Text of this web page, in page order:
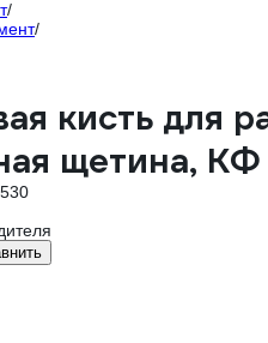
/
/
кисть для
щетина, КФ